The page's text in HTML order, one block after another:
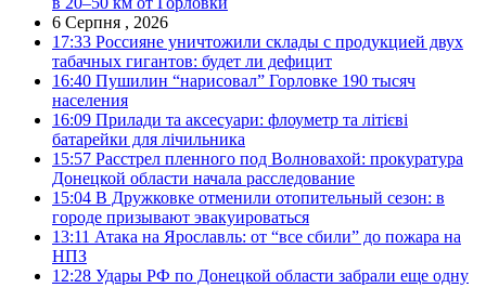
6 Серпня , 2026
17:33 Россияне уничтожили склады с продукцией двух
табачных гигантов: будет ли дефицит
16:40 Пушилин “нарисовал” Горловке 190 тысяч
населения
16:09 Прилади та аксесуари: флоуметр та літієві
батарейки для лічильника
15:57 Расстрел пленного под Волновахой: прокуратура
Донецкой области начала расследование
15:04 В Дружковке отменили отопительный сезон: в
городе призывают эвакуироваться
13:11 Атака на Ярославль: от “все сбили” до пожара на
НПЗ
12:28 Удары РФ по Донецкой области забрали еще одну